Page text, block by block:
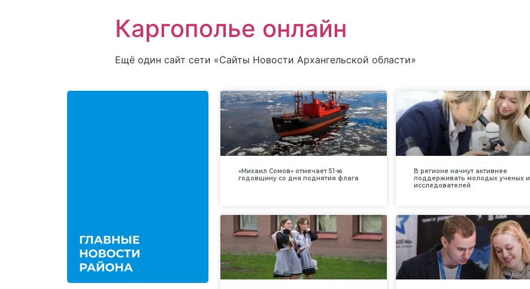
Каргополье онлайн
Ещё один сайт сети «Сайты Новости Архангельской области»
«Михаил Сомов» отмечает 51-ю
годовщину со дня поднятия флага
В регионе начнут активнее
поддерживать молодых ученых и
исследователей